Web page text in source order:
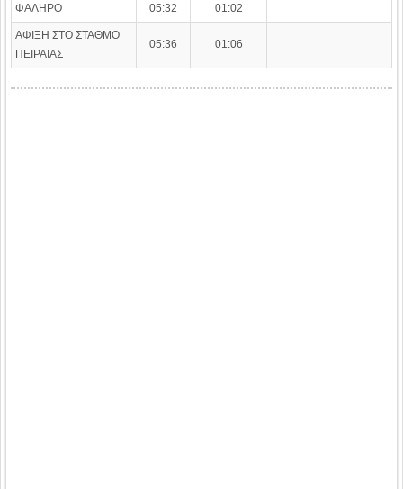
ΦΑΛΗΡΟ 05:32 01:02
ΑΦΙΞΗ ΣΤΟ ΣΤΑΘΜΟ
ΠΕΙΡΑΙΑΣ
05:36 01:06